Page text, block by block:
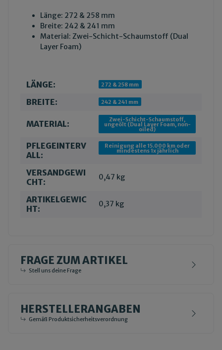
Länge: 272 & 258 mm
Breite: 242 & 241 mm
Material: Zwei-Schicht-Schaumstoff (Dual
Layer Foam)
Produkteigenschaft
Wert
LÄNGE: 272 & 258 mm
BREITE: 242 & 241 mm
MATERIAL: Zwei-Schicht-Schaumstoff,
ungeölt (Dual Layer Foam, non-
oiled)
PFLEGEINTERV
ALL:
Reinigung alle 15.000 km oder
mindestens 1x jährlich
VERSANDGEWI
CHT:
0,47 kg
ARTIKELGEWIC
HT:
0,37 kg
FRAGE ZUM ARTIKEL
Stell uns deine Frage
HERSTELLERANGABEN
Gemäß Produktsicherheitsverordnung